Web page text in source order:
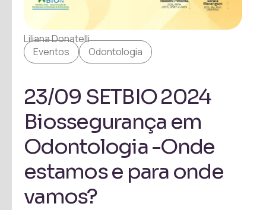
Liliana Donatelli
Eventos
Odontologia
23/09 SETBIO 2024
Biossegurança em
Odontologia -Onde
estamos e para onde
vamos?